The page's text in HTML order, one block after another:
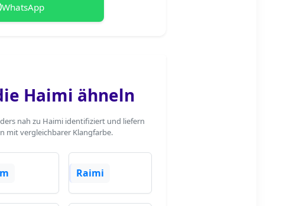
WhatsApp
Haimi ähneln
nah zu Haimi identifiziert und liefern
mit vergleichbarer Klangfarbe.
Raimi